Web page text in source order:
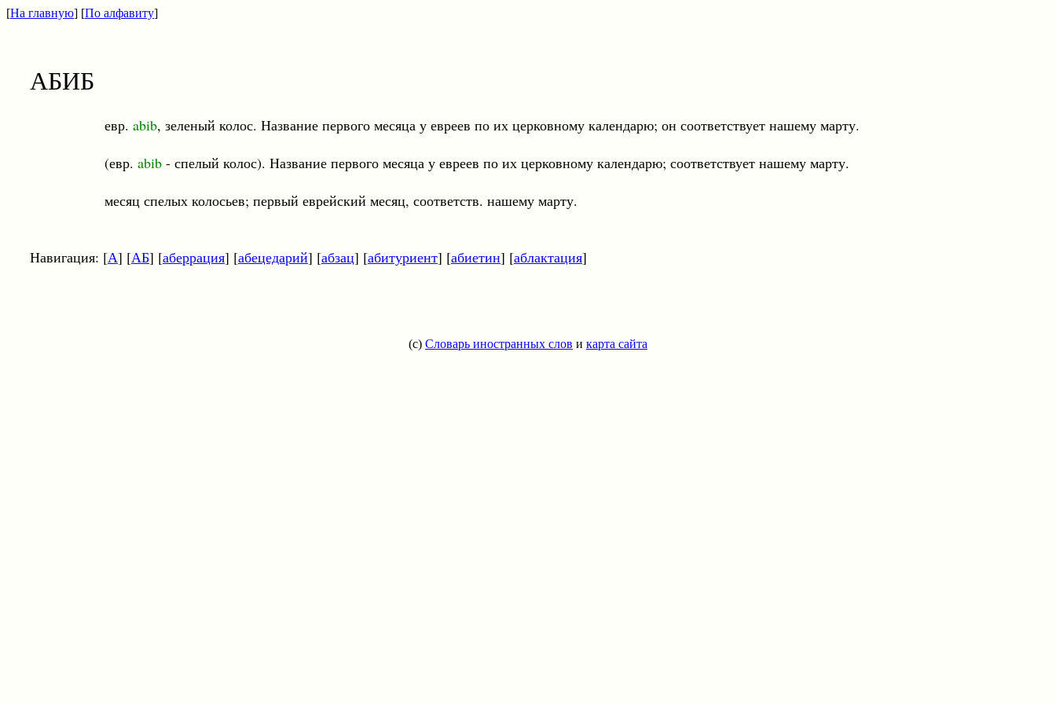
[На главную] [По алфавиту]
АБИБ
евр. abib, зеленый колос. Название первого месяца у евреев по их церковному календарю; он соответствует нашему марту.
(евр. abib - спелый колос). Название первого месяца у евреев по их церковному календарю; соответствует нашему марту.
месяц спелых колосьев; первый еврейский месяц, соответств. нашему марту.
Навигация: [А] [АБ] [аберрация] [абецедарий] [абзац] [абитуриент] [абиетин] [аблактация]
(c) Словарь иностранных слов и карта сайта